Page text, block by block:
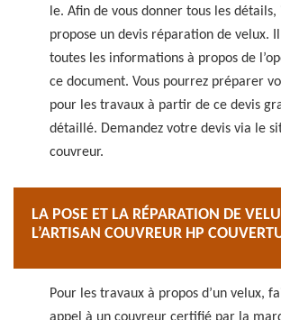
le. Afin de vous donner tous les détails,
propose un devis réparation de velux.
toutes les informations à propos de
ce document. Vous pourrez préparer
pour les travaux à partir de ce devis
détaillé. Demandez votre devis via le
couvreur.
LA POSE ET LA RÉPARATION DE
L’ARTISAN COUVREUR HP
Pour les travaux à propos d’un velux,